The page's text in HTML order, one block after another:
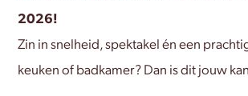
2026!
Zin in snelheid, spektakel én een
keuken of badkamer? Dan is dit jouw